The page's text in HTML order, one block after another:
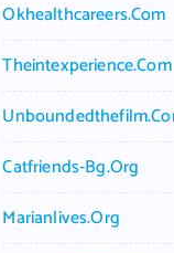
Okhealthcareers.com
Theintexperience.com
Catfriends-Bg.org
Marianlives.org